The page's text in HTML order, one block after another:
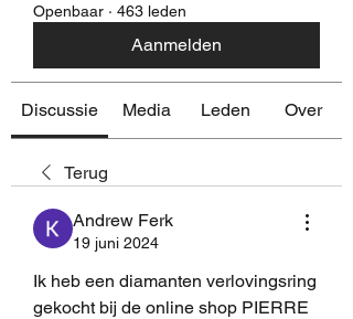
Openbaar · 463 leden
Aanmelden
Discussie Media Leden Over
Terug
Andrew Ferk
19 juni 2024
Ik heb een diamanten verlovingsring
gekocht bij de online shop PIERRE